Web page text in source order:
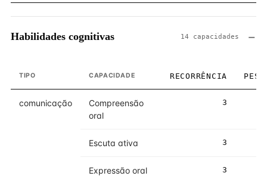
Habilidades cognitivas 14 capacidades
TIPO CAPACIDADE RECORRÊNCIA PESO
comunicação
Compreensão
oral
3
Escuta ativa 3
Expressão oral 3